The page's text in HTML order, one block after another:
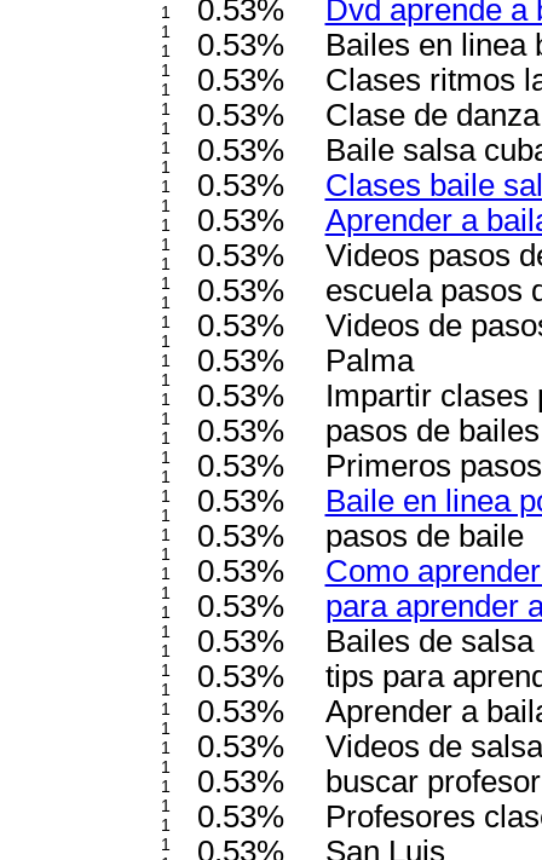
1
1
1
1
1
1
1
1
1
1
1
1
1
1
1
1
1
1
1
1
1
1
1
1
1
1
1
1
1
1
1
1
1
1
1
1
1
1
1
1
1
1
1
1
0.53%
0.53%
0.53%
0.53%
0.53%
0.53%
0.53%
0.53%
0.53%
0.53%
0.53%
0.53%
0.53%
0.53%
0.53%
0.53%
0.53%
0.53%
0.53%
0.53%
0.53%
0.53%
0.53%
0.53%
0.53%
Dvd aprende a
Bailes en linea
Clases ritmos
Clase de
Baile salsa
Clases baile
Aprender a
Videos pasos
escuela pasos
Videos de
Palma
Impartir clases
pasos de
Primeros
Baile en linea
pasos de baile
Como
para aprender
Bailes de
tips para
Aprender a
Videos de
buscar
Profesores
San Luis